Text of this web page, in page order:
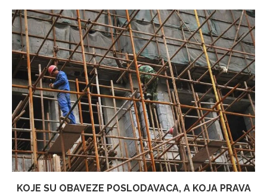
KOJE SU OBAVEZE POSLODAVACA, A KOJA PRAVA